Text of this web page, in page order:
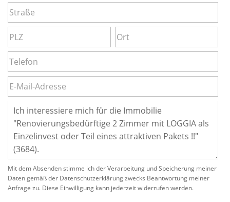
Mit dem Absenden stimme ich der Verarbeitung und Speicherung meiner
Daten gemäß der Datenschutzerklärung zwecks Beantwortung meiner
Anfrage zu. Diese Einwilligung kann jederzeit widerrufen werden.